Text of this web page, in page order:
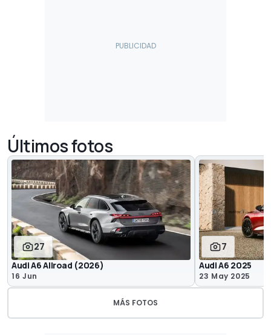
Últimos fotos
27
Audi A6 Allroad (2026)
16 Jun
7
Audi A6 2025
23 May 2025
MÁS FOTOS